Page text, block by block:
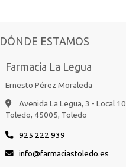
DÓNDE ESTAMOS
Farmacia La Legua
Ernesto Pérez Moraleda
Avenida La Legua, 3 - Local 10
Toledo, 45005, Toledo
925 222 939
info
farmaciastoledo.es